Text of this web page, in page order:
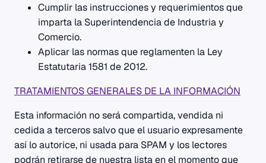
Cumplir las instrucciones y requerimientos que
imparta la Superintendencia de Industria y
Comercio.
Aplicar las normas que reglamenten la Ley
Estatutaria 1581 de 2012.
TRATAMIENTOS GENERALES DE LA INFORMACIÓN
Esta información no será compartida, vendida ni
cedida a terceros salvo que el usuario expresamente
así lo autorice, ni usada para SPAM y los lectores
podrán retirarse de nuestra lista en el momento que